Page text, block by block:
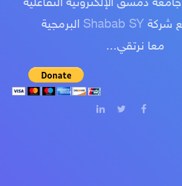
دمشق الإلكترونية التفاعلية
شركة Shabab SY البرمجية
معا نرتقي...